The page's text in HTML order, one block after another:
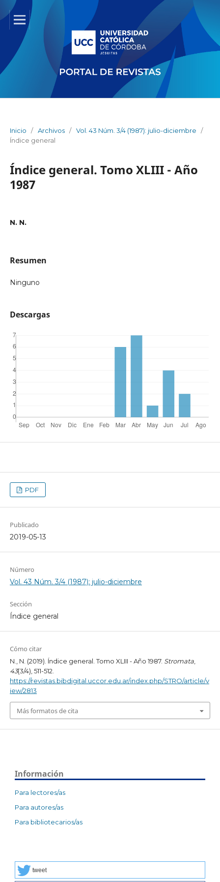
Inicio / Archivos / Vol. 43 Núm. 3/4 (1987): julio-diciembre
/
Índice general
Índice general. Tomo XLIII - Año
1987
N. N.
Resumen
Ninguno
Descargas
PDF
Publicado
2019-05-13
Número
Vol. 43 Núm. 3/4 (1987): julio-diciembre
Sección
Índice general
Cómo citar
N., N. (2019). Índice general. Tomo XLIII - Año 1987. Stromata,
43(3/4), 511-512.
https://revistas.bibdigital.uccor.edu.ar/index.php/STRO/article/v
iew/2813
Más formatos de cita
Información
Para lectores/as
Para autores/as
Para bibliotecarios/as
tweet